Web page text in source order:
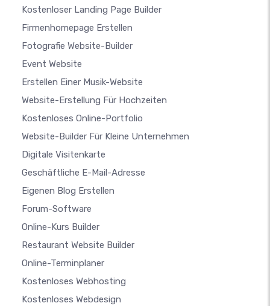
Kostenloser Landing Page Builder
Firmenhomepage Erstellen
Fotografie Website-Builder
Event Website
Erstellen Einer Musik-Website
Website-Erstellung Für Hochzeiten
Kostenloses Online-Portfolio
Website-Builder Für Kleine Unternehmen
Digitale Visitenkarte
Geschäftliche E-Mail-Adresse
Eigenen Blog Erstellen
Forum-Software
Online-Kurs Builder
Restaurant Website Builder
Online-Terminplaner
Kostenloses Webhosting
Kostenloses Webdesign